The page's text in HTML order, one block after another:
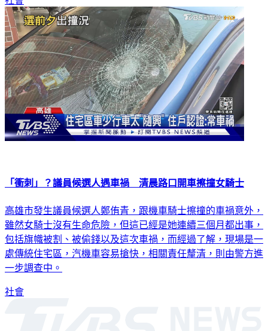
「衝刺」？議員候選人遇車禍 清晨路口開車擦撞女騎士
高雄市發生議員候選人鄭侑青，跟機車騎士擦撞的車禍意外，
雖然女騎士沒有生命危險，但這已經是她連續三個月都出事，
包括旗幟被割、被偷錢以及這次車禍，而經過了解，現場是一
處傳統住宅區，汽機車容易搶快，相關責任釐清，則由警方進
一步調查中。
社會